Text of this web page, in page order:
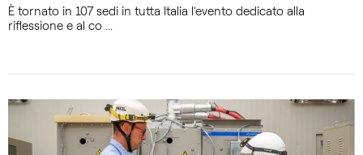
È tornato in 107 sedi in tutta Italia l’evento dedicato alla
riflessione e al co ...